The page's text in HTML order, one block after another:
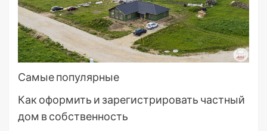
Самые популярные
Как оформить и зарегистрировать частный
дом в собственность